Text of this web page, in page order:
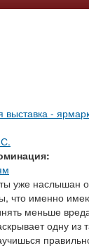
выставка -
уже наслышан
что именно
меньше
одну